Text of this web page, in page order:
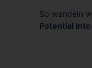
So wandeln
Potential